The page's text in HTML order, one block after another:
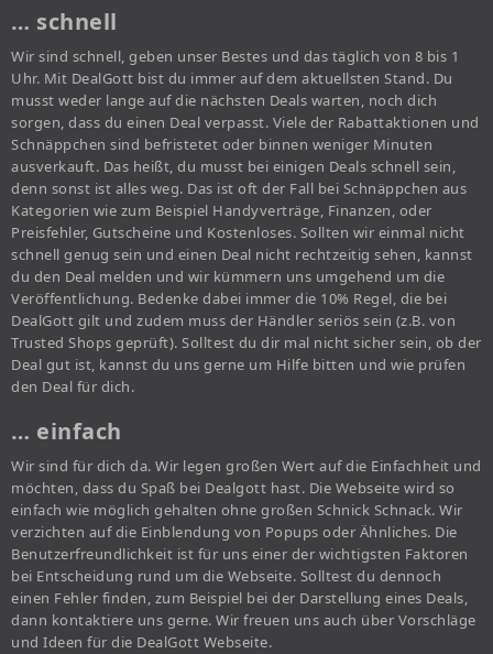
… schnell
Wir sind schnell, geben unser Bestes und das täglich von 8 bis 1
Uhr. Mit DealGott bist du immer auf dem aktuellsten Stand. Du
musst weder lange auf die nächsten Deals warten, noch dich
sorgen, dass du einen Deal verpasst. Viele der Rabattaktionen und
Schnäppchen sind befristetet oder binnen weniger Minuten
ausverkauft. Das heißt, du musst bei einigen Deals schnell sein,
denn sonst ist alles weg. Das ist oft der Fall bei Schnäppchen aus
Kategorien wie zum Beispiel Handyverträge, Finanzen, oder
Preisfehler, Gutscheine und Kostenloses. Sollten wir einmal nicht
schnell genug sein und einen Deal nicht rechtzeitig sehen, kannst
du den Deal melden und wir kümmern uns umgehend um die
Veröffentlichung. Bedenke dabei immer die 10% Regel, die bei
DealGott gilt und zudem muss der Händler seriös sein (z.B. von
Trusted Shops geprüft). Solltest du dir mal nicht sicher sein, ob der
Deal gut ist, kannst du uns gerne um Hilfe bitten und wie prüfen
den Deal für dich.
… einfach
Wir sind für dich da. Wir legen großen Wert auf die Einfachheit und
möchten, dass du Spaß bei Dealgott hast. Die Webseite wird so
einfach wie möglich gehalten ohne großen Schnick Schnack. Wir
verzichten auf die Einblendung von Popups oder Ähnliches. Die
Benutzerfreundlichkeit ist für uns einer der wichtigsten Faktoren
bei Entscheidung rund um die Webseite. Solltest du dennoch
einen Fehler finden, zum Beispiel bei der Darstellung eines Deals,
dann kontaktiere uns gerne. Wir freuen uns auch über Vorschläge
und Ideen für die DealGott Webseite.